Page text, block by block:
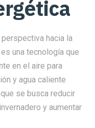
hacia la
una tecnología que
en el aire para
y agua caliente
se busca reducir
y aumentar